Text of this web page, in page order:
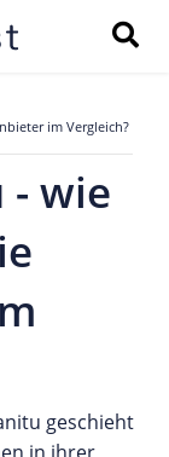
im Vergleich?
- wie
geschieht